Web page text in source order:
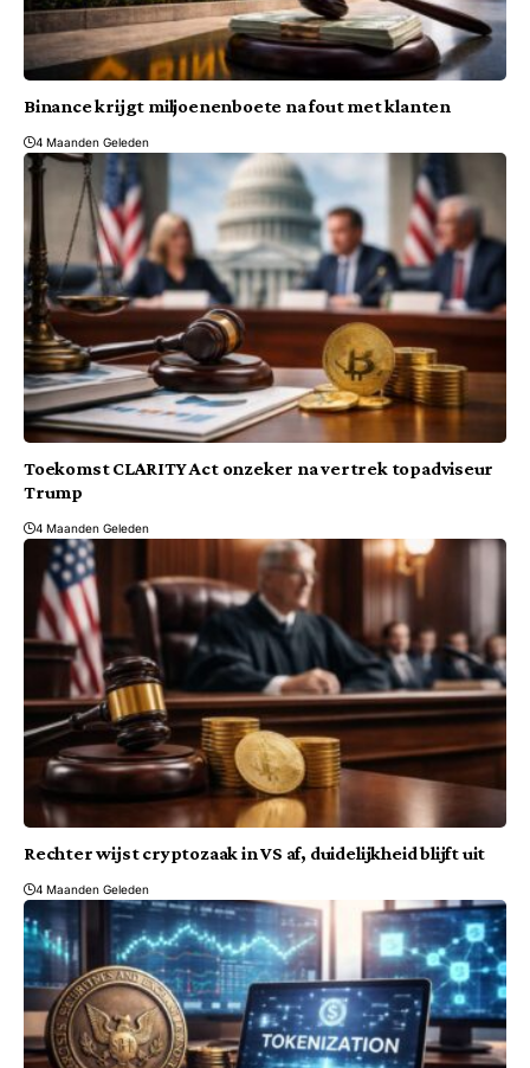
Binance krijgt miljoenenboete na fout met klanten
4 Maanden Geleden
Toekomst CLARITY Act onzeker na vertrek topadviseur
Trump
4 Maanden Geleden
Rechter wijst cryptozaak in VS af, duidelijkheid blijft uit
4 Maanden Geleden